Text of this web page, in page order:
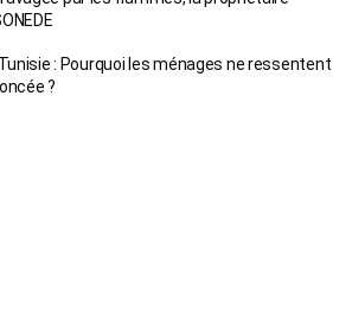
: Pourquoi les ménages ne ressentent
?